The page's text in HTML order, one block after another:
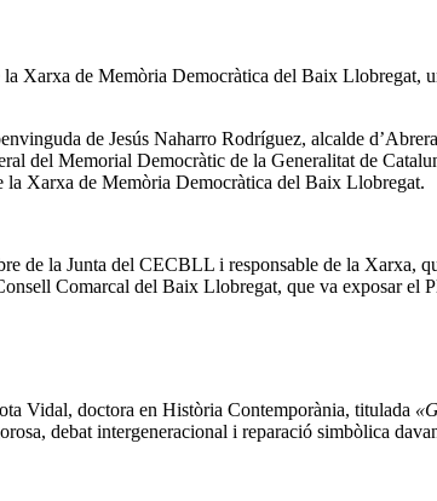
Xarxa de Memòria Democràtica del Baix Llobregat,
de Jesús Naharro Rodríguez, alcalde
del Memorial Democràtic de la Generalitat de
Xarxa de Memòria Democràtica del Baix Llobregat.
de la Junta del CECBLL i responsable de la
Comarcal del Baix Llobregat, que va exposar el
Vidal, doctora en Història Contemporània, titulada
debat intergeneracional i reparació simbòlica